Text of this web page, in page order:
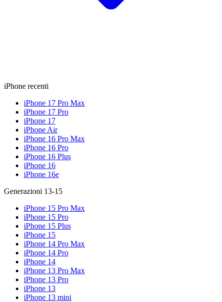
iPhone recenti
iPhone 17 Pro Max
iPhone 17 Pro
iPhone 17
iPhone Air
iPhone 16 Pro Max
iPhone 16 Pro
iPhone 16 Plus
iPhone 16
iPhone 16e
Generazioni 13-15
iPhone 15 Pro Max
iPhone 15 Pro
iPhone 15 Plus
iPhone 15
iPhone 14 Pro Max
iPhone 14 Pro
iPhone 14
iPhone 13 Pro Max
iPhone 13 Pro
iPhone 13
iPhone 13 mini